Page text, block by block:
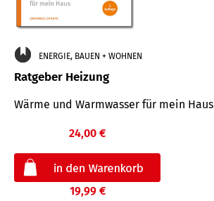
ENERGIE, BAUEN + WOHNEN
Ratgeber Heizung
Wärme und Warmwasser für mein Haus
24,00 €
19,99 €